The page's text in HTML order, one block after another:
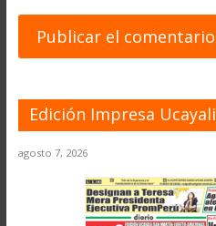
Edición Impresa Ucayali
agosto 7, 2026